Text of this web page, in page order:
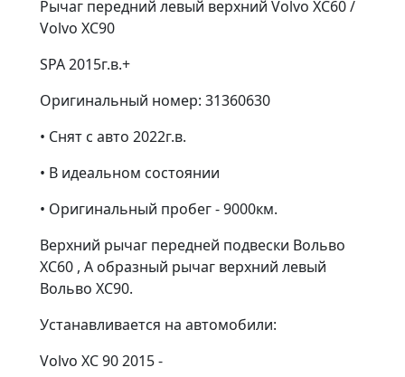
Рычаг передний левый верхний Volvo XC60 /
Volvo XC90
SPA 2015г.в.+
Оригинальный номер: 31360630
• Снят с авто 2022г.в.
• В идеальном состоянии
• Оригинальный пробег - 9000км.
Верхний рычаг передней подвески Вольво
ХС60 , А образный рычаг верхний левый
Вольво ХС90.
Устанавливается на автомобили:
Volvo XC 90 2015 -